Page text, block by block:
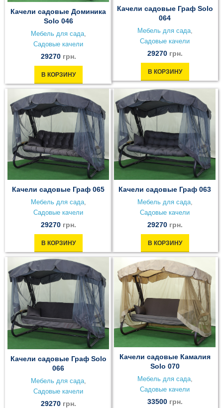
Качели садовые Доминика
Solo 046
Мебель для сада,
Садовые качели
29270 грн.
В КОРЗИНУ
Качели садовые Граф Solo
064
Мебель для сада,
Садовые качели
29270 грн.
В КОРЗИНУ
Качели садовые Граф 065
Мебель для сада,
Садовые качели
29270 грн.
В КОРЗИНУ
Качели садовые Граф 063
Мебель для сада,
Садовые качели
29270 грн.
В КОРЗИНУ
Качели садовые Граф Solo
066
Мебель для сада,
Садовые качели
29270 грн.
Качели садовые Камалия
Solo 070
Мебель для сада,
Садовые качели
33500 грн.